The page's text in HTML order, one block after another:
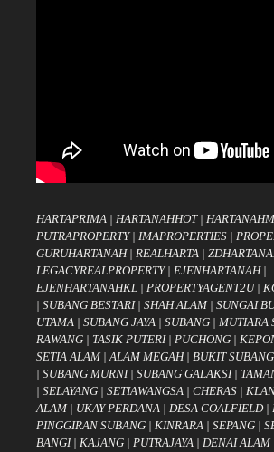
HARTAPRIMA | HARTANAHHOT|
PUTRAPROPERTY| IMAPROPERTIES |
GURUHARTANAH| REALHARTA |
LEGACYREALPROPERTY| EJENHARTANAH|
EJENHARTANAHKL | PROPERTYAGENT2U|
| SUBANG BESTARI| SHAH ALAM| SUNGAI
UTAMA | SUBANG JAYA | SUBANG | MUTIARA
RAWANG | TASIK PUTERI| PUCHONG |
SETIA ALAM| ALAM MEGAH| BUKIT SUBANG
| SUBANG MURNI| SUBANG GALAKSI|
| SELAYANG | SETIAWANGSA | CHERAS |
ALAM| UKAY PERDANA | DESA COALFIELD|
PINGGIRAN SUBANG | KINRARA | SEPANG |
BANGI| KAJANG | PUTRAJAYA | DENAI ALAM